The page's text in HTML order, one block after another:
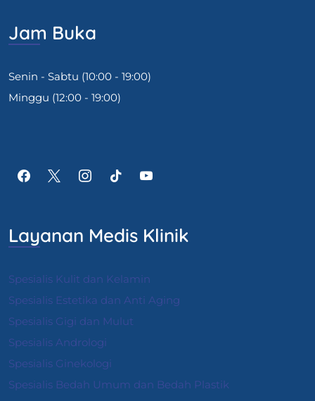
Jam Buka
Senin - Sabtu (10:00 - 19:00)
Minggu (12:00 - 19:00)
Layanan Medis Klinik
Spesialis Kulit dan Kelamin
Spesialis Estetika dan Anti Aging
Spesialis Gigi dan Mulut
Spesialis Andrologi
Spesialis Ginekologi
Spesialis Bedah Umum dan Bedah Plastik